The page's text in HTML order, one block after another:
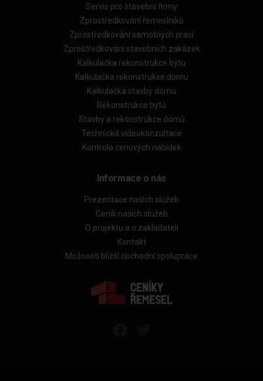
Servis pro stavební firmy
Zprostředkování řemeslníků
Zprostředkování samotných prací
Zprostředkování stavebních zakázek
Kalkulačka rekonstrukce bytu
Kalkulačka rekonstrukce domu
Kalkulačka stavby domu
Rekonstrukce bytů
Stavby a rekonstrukce domů
Technická videokonzultace
Kontrola cenových nabídek
Informace o nás
Prezentace našich služeb
Ceník našich služeb
O projektu a o zakladateli
Kontakt
Možnosti bližší obchodní spolupráce